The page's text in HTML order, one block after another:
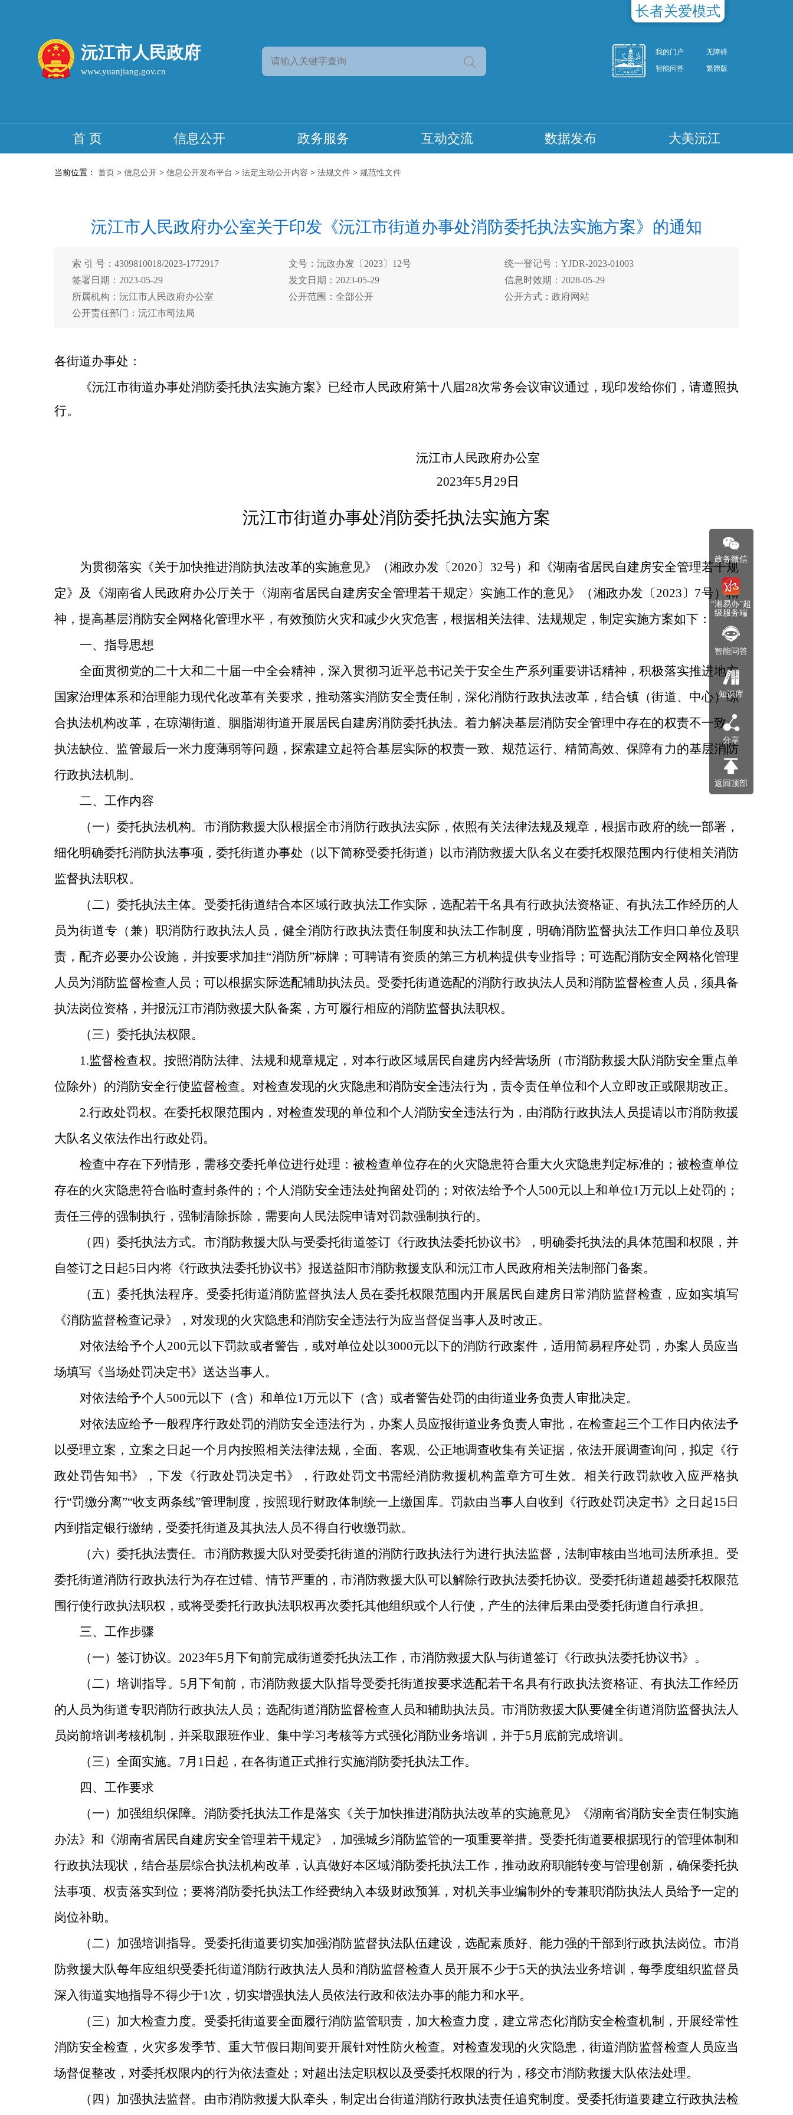
沅江市人民政府 我的门户
无障碍
智能问答
繁體版
首 页 信息公开 政务服务 互动交流 数据发布 大美沅江
当前位置： 首页 > 信息公开 > 信息公开发布平台 > 法定主动公开内容 > 法规文件 > 规范性文件
沅江市人民政府办公室关于印发《沅江市街道办事处消防委托执法实施方案》的通知
索 引 号：4309810018/2023-1772917 文号：沅政办发〔2023〕12号
统一登记号：YJDR-2023-01003
签署日期：2023-05-29
发文日期：2023-05-29
信息时效期：2028-05-29
所属机构：沅江市人民政府办公室
公开范围：全部公开
公开方式：政府网站
公开责任部门：沅江市司法局
各街道办事处：
《沅江市街道办事处消防委托执法实施方案》 已经市人民政府第十八届28次常务会议审议通过 ，现印发给你们，请遵照执
行。
沅江市人民政府办公室
2023年5月 29 日
沅江市街道办事处消防委托执法实施方案
为贯彻落实《关于加快推进消防执法改革的实施意见》（湘政办发〔2020〕 32号）和《湖南省居民自建房安全管理若干规
定》及《湖南省人民政府办公厅关于〈湖南省居民自建房安全管理若干规定〉实施工作的意见》（湘政办发〔2023〕 7号）精
神，提高基层消防安全网格化管理水平，有效预防火灾和减少火灾危害，根据相关法律、法规规定，制定实施方案如下：
一、指导思想
全面贯彻党的二十大和二十届一中全会精神，深入贯彻习近平总书记关于安全生产系列重要讲话精神，积极落实推进地方
国家治理体系和治理能力现代化改革有关要求，推动落实消防安全责任制，深化消防行政执法改革，结合镇（街道、中心）综
合执法机构改革，在琼湖街道、胭脂湖街道开展居民自建房消防委托执法。着力解决基层消防安全管理中存在的权责不一致、
执法缺位、监管最后一米力度薄弱等问题，探索建立起符合基层实际的权责一致、规范运行、精简高效、保障有力的基层消防
行政执法机制。
二、工作内容
（一）委托执法机构。 市消防救援大队根据全市消防行政执法实际，依照有关法律法规及规章，根据市政府的统一部署，
细化明确委托消防执法事项，委托街道办事处（以下简称受委托街道）以市消防救援大队名义在委托权限范围内行使相关消防
监督执法职权。
（二）委托执法主体。 受委托街道结合本区域行政执法工作实际，选配若干名具有行政执法资格证、有执法工作经历的人
员为街道专（兼）职消防行政执法人员，健全消防行政执法责任制度和执法工作制度，明确消防监督执法工作归口单位及职
责，配齐必要办公设施，并按要求加挂“消防所”标牌；可聘请有资质的第三方机构提供专业指导；可选配消防安全网格化管理
人员为消防监督检查人员；可以根据实际选配辅助执法员。受委托街道选配的消防行政执法人员和消防监督检查人员，须具备
执法岗位资格，并报沅江市消防救援大队备案，方可履行相应的消防监督执法职权。
（三）委托执法权限。
1.监督检查权。按照消防法律、法规和规章规定，对本行政区域居民自建房内经营场所（市消防救援大队消防安全重点单
位除外）的消防安全行使监督检查。对检查发现的火灾隐患和消防安全违法行为，责令责任单位和个人立即改正或限期改正。
2.行政处罚权。在委托权限范围内，对检查发现的单位和个人消防安全违法行为，由消防行政执法人员提请以市消防救援
大队名义依法作出行政处罚。
检查中存在下列情形，需移交委托单位进行处理：被检查单位存在的火灾隐患符合重大火灾隐患判定标准的；被检查单位
存在的火灾隐患符合临时查封条件的；个人消防安全违法处拘留处罚的；对依法给予个人500元以上和单位1万元以上处罚的；
责任三停的强制执行，强制清除拆除，需要向人民法院申请对罚款强制执行的。
（四）委托执法方式。 市消防救援大队与受委托街道签订《行政执法委托协议书》，明确委托执法的具体范围和权限，并
自签订之日起5 日内将《行政执法委托协议书》报送益阳市消防救援支队和沅江市人民政府相关法制部门备案。
（五）委托执法程序。 受委托街道消防监督执法人员在委托权限范围内开展居民自建房日常消防监督检查，应如实填写
《消防监督检查记录》，对发现的火灾隐患和消防安全违法行为应当督促当事人及时改正。
对依法给予个人200元以下罚款或者警告，或对单位处以3000元以下的消防行政案件，适用简易程序处罚，办案人员应当
场填写《当场处罚决定书》送达当事人。
对依法给予个人500元以下（含）和单位1万元以下（含）或者警告处罚的由街道业务负责人审批决定。
对依法应给予一般程序行政处罚的消防安全违法行为，办案人员应报街道业务负责人审批，在检查起三个工作日内依法予
以受理立案，立案之日起一个月内按照相关法律法规，全面、客观、公正地调查收集有关证据，依法开展调查询问，拟定《行
政处罚告知书》，下发《行政处罚决定书》，行政处罚文书需经消防救援机构盖章方可生效。相关行政罚款收入应严格执
行“罚缴分离”“收支两条线”管理制度，按照现行财政体制统一上缴国库。罚款由当事人自收到《行政处罚决定书》之日起15 日
内到指定银行缴纳，受委托街道及其执法人员不得自行收缴罚款。
（六）委托执法责任。 市消防救援大队对受委托街道的消防行政执法行为进行执法监督，法制审核由当地司法所承担。受
委托街道消防行政执法行为存在过错、情节严重的，市消防救援大队可以解除行政执法委托协议。受委托街道超越委托权限范
围行使行政执法职权，或将受委托行政执法职权再次委托其他组织或个人行使，产生的法律后果由受委托街道自行承担。
三、工作步骤
（一）签订协议。 2023年5月下旬前完成街道委托执法工作，市消防救援大队与街道签订《行政执法委托协议书》。
（二）培训指导。 5月下旬前，市消防救援大队指导受委托街道按要求选配若干名具有行政执法资格证、有执法工作经历
的人员为街道专职消防行政执法人员；选配街道消防监督检查人员和辅助执法员。市消防救援大队要健全街道消防监督执法人
员岗前培训考核机制，并采取跟班作业、集中学习考核等方式强化消防业务培训，并于5月底前完成培训。
（三）全面实施。 7月 1 日起，在各街道正式推行实施消防委托执法工作。
四、工作要求
（一）加强组织保障。 消防委托执法工作是落实《关于加快推进消防执法改革的实施意见》《湖南省消防安全责任制实施
办法》和《湖南省居民自建房安全管理若干规定》，加强城乡消防监管的一项重要举措。受委托街道要根据现行的管理体制和
行政执法现状，结合基层综合执法机构改革，认真做好本区域消防委托执法工作，推动政府职能转变与管理创新，确保委托执
法事项、权责落实到位；要将消防委托执法工作经费纳入本级财政预算，对机关事业编制外的专兼职消防执法人员给予一定的
岗位补助。
（二）加强培训指导。 受委托街道要切实加强消防监督执法队伍建设，选配素质好、能力强的干部到行政执法岗位。市消
防救援大队每年应组织受委托街道消防行政执法人员和消防监督检查人员开展不少于5天的执法业务培训，每季度组织监督员
深入街道实地指导不得少于1次，切实增强执法人员依法行政和依法办事的能力和水平。
（三）加大检查力度。 受委托街道要全面履行消防监管职责，加大检查力度，建立常态化消防安全检查机制，开展经常性
消防安全检查，火灾多发季节、重大节假日期间要开展针对性防火检查。对检查发现的火灾隐患，街道消防监督检查人员应当
场督促整改，对委托权限内的行为依法查处；对超出法定职权以及受委托权限的行为，移交市消防救援大队依法处理。
（四）加强执法监督。 由市消防救援大队牵头，制定出台街道消防行政执法责任追究制度。受委托街道要建立行政执法检
长者关爱模式
政务微信
“湘易办”超
级服务端
智能问答
知识库
分享
返回顶部